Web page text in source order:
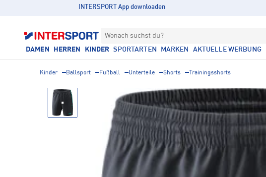
INTERSPORT App downloaden
Wonach suchst du?
DAMEN HERREN KINDER SPORTARTEN MARKEN AKTUELLE WERBUNG
Kinder Ballsport Fußball Unterteile Shorts Trainingsshorts